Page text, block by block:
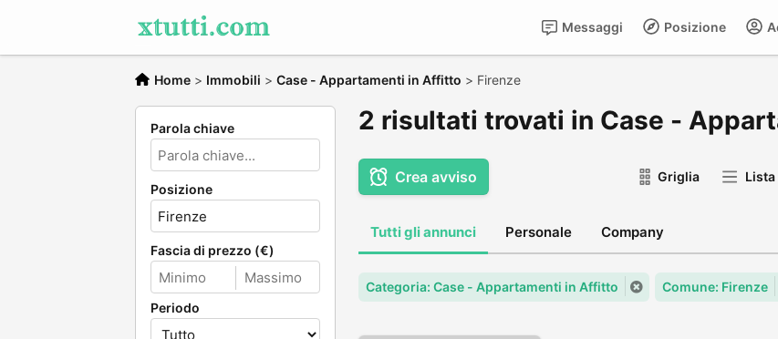
Posizione
Messaggi
Home > Immobili > Case - Appartamenti in Affitto > Firenze
Parola chiave
Posizione
Fascia di prezzo (€)
Periodo
2 risultati trovati in Case -
Crea avviso Griglia Lista
Tutti gli annunci Personale Company
Categoria: Case - Appartamenti in Affitto Comune: Firenze